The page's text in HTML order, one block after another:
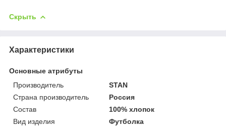
Скрыть
Характеристики
Основные атрибуты
Производитель
STAN
Страна производитель
Россия
Состав
100% хлопок
Вид изделия
Футболка